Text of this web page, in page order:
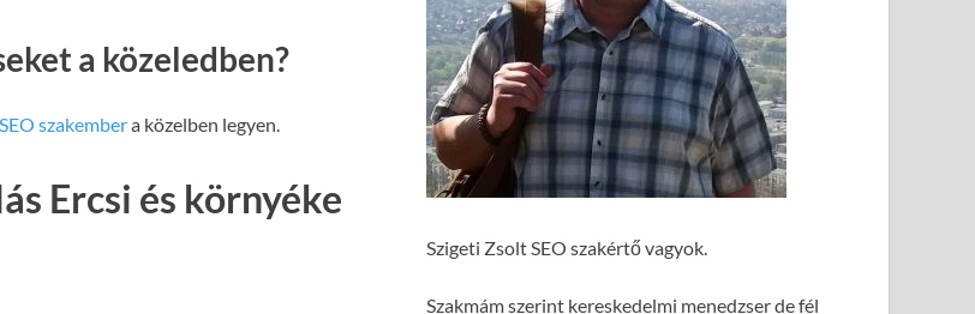
a közeledben?
SEO szakembera közelben legyen.
Ercsi és környéke
Szigeti Zsolt SEO szakértő vagyok.
Szakmám szerint kereskedelmi menedzser de fél